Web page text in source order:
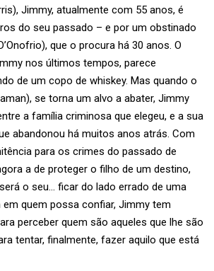
Jimmy, atualmente com 55 anos, é
do seu passado – e por um obstinado
que o procura há 30 anos. O
nos últimos tempos, parece
de um copo de whiskey. Mas quando o
se torna um alvo a abater, Jimmy
a família criminosa que elegeu, e a sua
abandonou há muitos anos atrás. Com
para os crimes do passado de
a de proteger o filho de um destino,
o seu… ficar do lado errado de uma
em quem possa confiar, Jimmy tem
perceber quem são aqueles que lhe são
tentar, finalmente, fazer aquilo que está